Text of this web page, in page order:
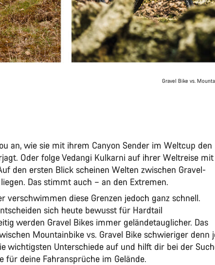
Gravel Bike vs.
an, wie sie mit ihrem Canyon Sender im Weltcup den
Oder folge Vedangi Kulkarni auf ihrer Weltreise mit
den ersten Blick scheinen Welten zwischen Gravel-
Das stimmt auch – an den Extremen.
verschwimmen diese Grenzen jedoch ganz schnell.
sich heute bewusst für Hardtail
werden Gravel Bikes immer geländetauglicher. Das
Mountainbike vs. Gravel Bike schwieriger denn
wichtigsten Unterschiede auf und hilft dir bei der
für deine Fahransprüche im Gelände.